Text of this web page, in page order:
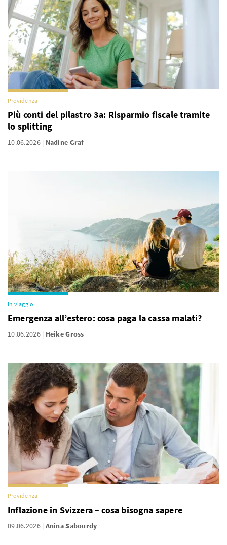
Previdenza
Più conti del pilastro 3a: Risparmio fiscale tramite
lo splitting
10.06.2026 Nadine Graf
In viaggio
Emergenza all’estero: cosa paga la cassa malati?
10.06.2026 Heike Gross
Previdenza
Inflazione in Svizzera – cosa bisogna sapere
09.06.2026 Anina Sabourdy